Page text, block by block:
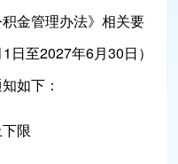
金管理办法》相关要
至2027年6月30日）
如下：
限